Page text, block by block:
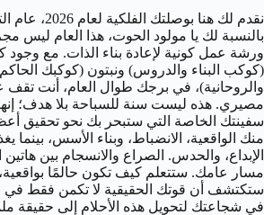
نقدم لك هنا
بالنسبة لك يا مولود الحوت، هذا العام ليس
ورشة عمل كونية لإعادة بناء الذات. مع وجود
(كوكب البناء والدروس) ونبتون (كوكبك
والروحانية)، في برجك طوال العام، أنت
مصيري. هذه ليست سنة للسباحة بلا هدف؛ إنها
سفينتك الخاصة التي ستبحر بك نحو تحقيق
منك الواقعية، الانضباط، وبناء الأسس، بينما
الإبداع، والحدس. الصراع والانسجام بين
مسار عامك. ستتعلم كيف تكون حالمًا
ستكتشف أن قوتك الحقيقية لا تكمن فقط في
في شجاعتك لتحويل هذه الأحلام إلى حقيقة